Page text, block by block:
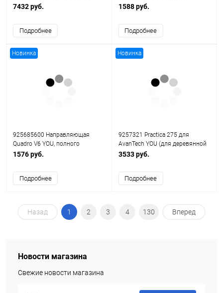
6 делителей (1 шт/кор)
7432 руб.
Подробнее
выдвижения, с демпфером
EB21,NL450, правая
1588 руб.
Подробнее
Новинка
925685600 Направляющая
Quadro V6 YOU, полного
выдвижения, с демпфером
NL300, левая
1576 руб.
Подробнее
Новинка
9257321 Practica 275 для
AvanTech YOU (для деревянной
или алюминиевой задней
3533 руб.
Подробнее
Назад 1 2 3 4 130 Вперед
Новости магазина
Свежие новости магазина